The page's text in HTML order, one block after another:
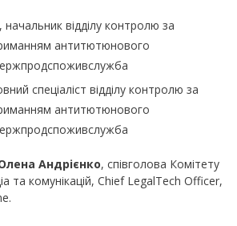
, начальник відділу контролю за
антитютюнового
спеціаліст відділу контролю за
антитютюнового
Андрієнко, співголова Комітету
та комунікацій, Chief LegalTech Officer,